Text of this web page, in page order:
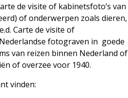
de visite of kabinetsfoto’s van
of onderwerpen zoals dieren,
Carte de visite of
fotograven in goede
van reizen binnen Nederland of
of overzee voor 1940.
vinden: